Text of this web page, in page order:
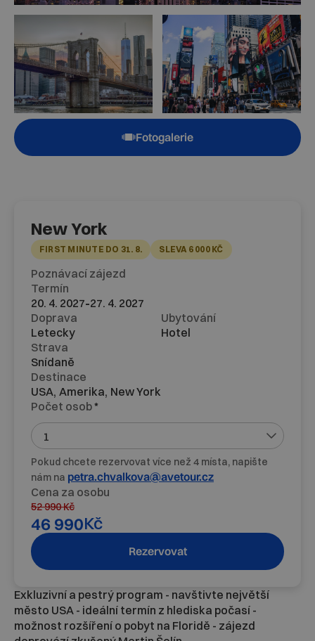
Fotogalerie
Exkluzivní a pestrý program - navštivte největší
město USA - ideální termín z hlediska počasí -
možnost rozšíření o pobyt na Floridě - zájezd
New York
FIRST MINUTE DO 31. 8. SLEVA 6 000 KČ
Poznávací zájezd
Termín
20. 4. 2027-27. 4. 2027
Doprava
Letecky
Ubytování
Hotel
Strava
Snídaně
Destinace
USA, Amerika, New York
Počet osob*
Pokud chcete rezervovat více než 4 místa, napište
nám na petra.chvalkova@avetour.cz
Cena za osobu
52 990Kč
46 990Kč
Rezervovat